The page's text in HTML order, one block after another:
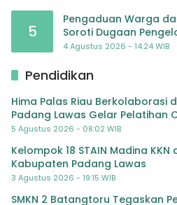
5
Pengaduan Warga
Soroti Dugaan
TK Al-Ikhlas Tapanuli
4 Agustus 2026 - 14:24 WIB
Pendidikan
Hima Palas Riau Berkolaborasi
Padang Lawas Gelar Pelatihan
Padang Lawas
5 Agustus 2026 - 08:02 WIB
Kelompok 18 STAIN Madina
Kabupaten Padang Lawas
3 Agustus 2026 - 19:15 WIB
SMKN 2 Batangtoru Tegaskan